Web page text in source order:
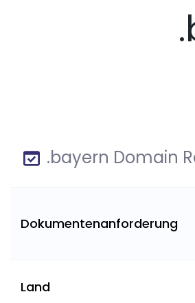
.bayern Domain
Dokumentenanforderung
Land